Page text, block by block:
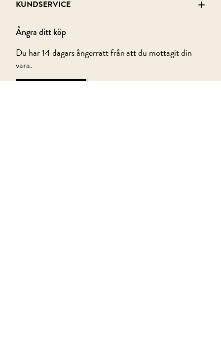
KUNDSERVICE +
Ångra ditt köp
Du har 14 dagars ångerrätt från att du mottagit din
vara.